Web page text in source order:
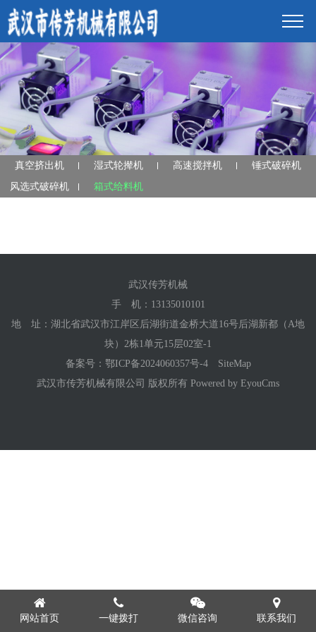
真空挤出机 湿式轮撵机 高速搅拌机
锤式破碎机
风选式破碎机
箱式给料机
武汉传芳机械
手 机： 13135010101
地 址：湖北省武汉市江岸区后湖街道金桥大道16号后湖新都（A地
块）2栋1单元15层02室-1
备案号： 鄂ICP备2024060357号-4
SiteMap
武汉市传芳机械有限公司 版权所有 Powered by EyouCms
网站首页 一键拨打 微信咨询 联系我们